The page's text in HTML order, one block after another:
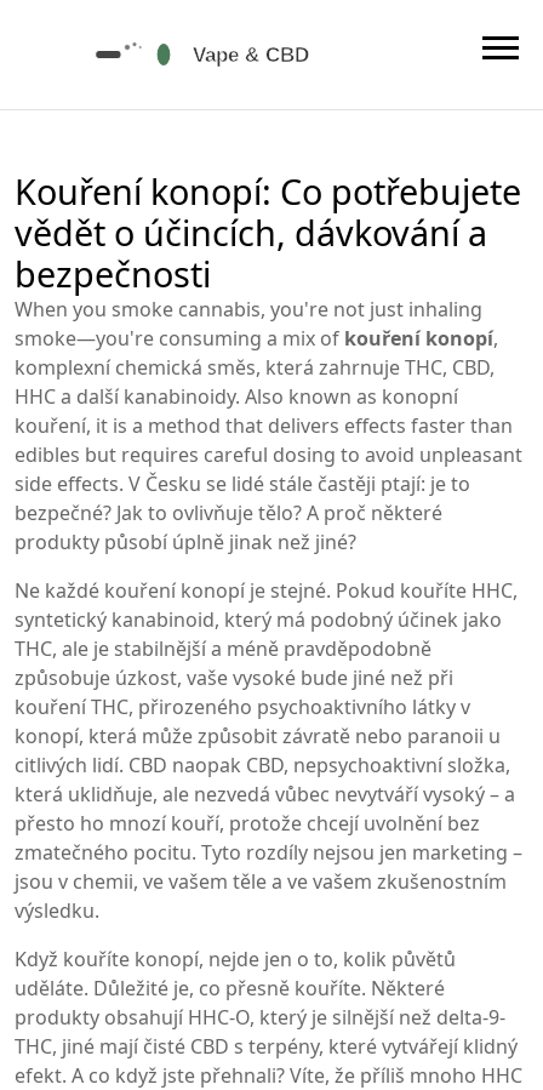
Kouření konopí: Co potřebujete
vědět o účincích, dávkování a
bezpečnosti
When you smoke cannabis, you're not just inhaling
smoke—you're consuming a mix of kouření konopí,
komplexní chemická směs, která zahrnuje THC, CBD,
HHC a další kanabinoidy. Also known as konopní
kouření, it is a method that delivers effects faster than
edibles but requires careful dosing to avoid unpleasant
side effects. V Česku se lidé stále častěji ptají: je to
bezpečné? Jak to ovlivňuje tělo? A proč některé
produkty působí úplně jinak než jiné?
Ne každé kouření konopí je stejné. Pokud kouříte HHC,
syntetický kanabinoid, který má podobný účinek jako
THC, ale je stabilnější a méně pravděpodobně
způsobuje úzkost, vaše vysoké bude jiné než při
kouřeníTHC, přirozeného psychoaktivního látky v
konopí, která může způsobit závratě nebo paranoii u
citlivých lidí. CBD naopak CBD, nepsychoaktivní složka,
která uklidňuje, ale nezvedá vůbec nevytváří vysoký – a
přesto ho mnozí kouří, protože chcejí uvolnění bez
zmatečného pocitu. Tyto rozdíly nejsou jen marketing –
jsou v chemii, ve vašem těle a ve vašem zkušenostním
výsledku.
Když kouříte konopí, nejde jen o to, kolik půvětů
uděláte. Důležité je, co přesně kouříte. Některé
produkty obsahují HHC-O, který je silnější než delta-9-
THC, jiné mají čisté CBD s terpény, které vytvářejí klidný
efekt. A co když jste přehnali? Víte, že příliš mnoho HHC